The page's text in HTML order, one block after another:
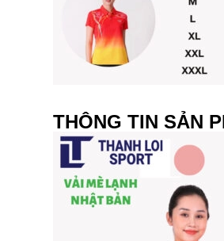
THÔNG TIN SẢN